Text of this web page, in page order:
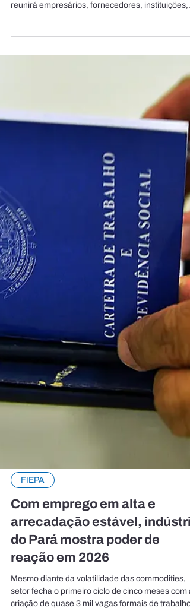
Paragominas receberá, no dia 11 de agosto, o 2º
setor. Realizado pelo Redes FIEPA e Hydro, no
Auditório Inocêncio Oliveira, a partir das 19h30, o
evento propõe um espaço de diálogo e
de compromissos voltados ao fortalecimento da
FIEPA
Com emprego em alta e
arrecadação estável,
do Pará mostra poder de
reação em 2026